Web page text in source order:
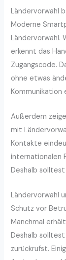
Ländervorwahl
Moderne
Ländervorwahl.
erkennt das
Zugangscode.
ohne etwas
Kommunikation
Außerdem
mit
Kontakte
internationalen
Deshalb
Ländervorwahl
Schutz vor
Manchmal
Deshalb
zurückrufst.